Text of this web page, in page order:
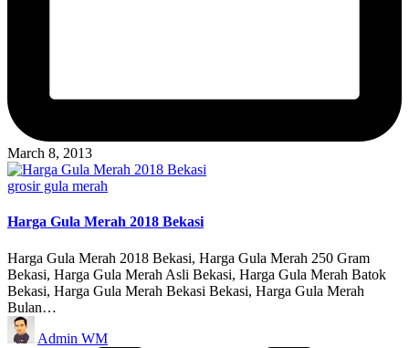
March 8, 2013
Posted
grosir gula merah
Harga Gula Merah 2018 Bekasi
Harga Gula Merah 2018 Bekasi, Harga Gula Merah 250 Gram
Bekasi, Harga Gula Merah Asli Bekasi, Harga Gula Merah Batok
Bekasi, Harga Gula Merah Bekasi Bekasi, Harga Gula Merah
Bulan…
Posted
by
Admin WM